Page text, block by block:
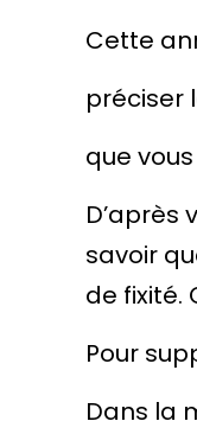
Cette
préciser
que
D’après
savoir
de fixité.
Pour
Dans la